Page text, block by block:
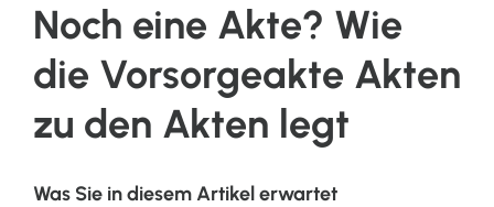
Noch eine Akte? Wie
die Vorsorgeakte Akten
zu den Akten legt
Was Sie in diesem Artikel erwartet